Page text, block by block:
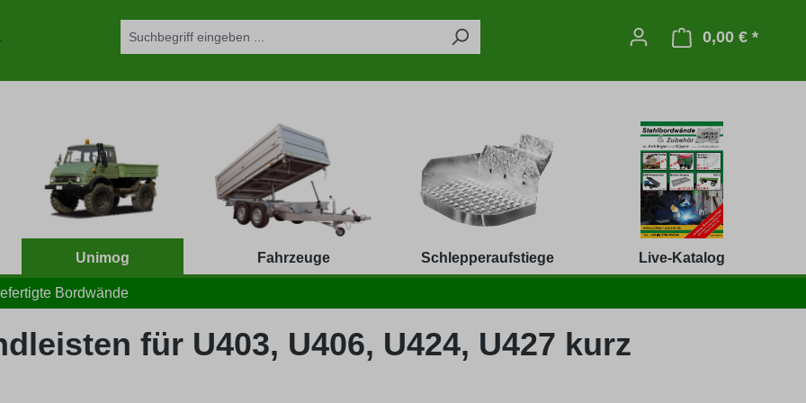
0,00 € *
Unimog Fahrzeuge Schlepperaufstiege Live-Katalog
Bordwände
für U403, U406, U424, U427 kurz